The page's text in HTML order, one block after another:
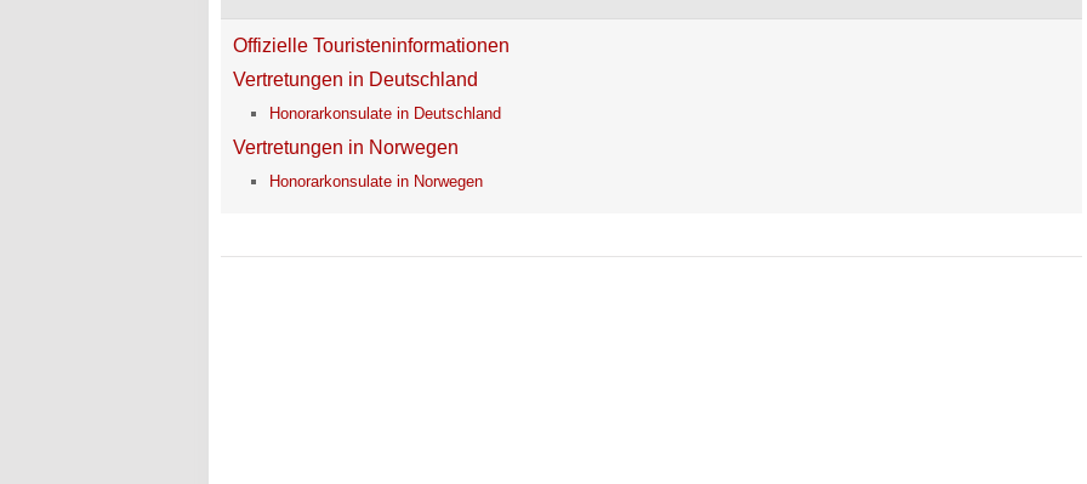
Offizielle Touristeninformationen
Vertretungen in Deutschland
Honorarkonsulate in Deutschland
Vertretungen in Norwegen
Honorarkonsulate in Norwegen